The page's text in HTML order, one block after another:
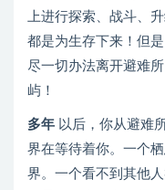
上进行探索、战斗、
都是为生存下来！但
尽一切办法离开避难
屿！
多年 以后，你从避难
界在等待着你。一个
界。一个看不到其他